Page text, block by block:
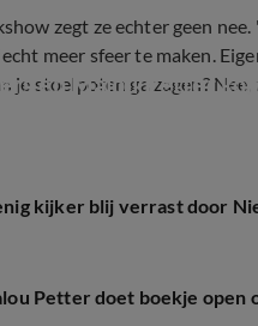
zegt ze echter geen
meer sfeer te maken.
je stoelpoten ga zagen?
en Malou Petter
kijker blij verrast door
Petter doet boekje open